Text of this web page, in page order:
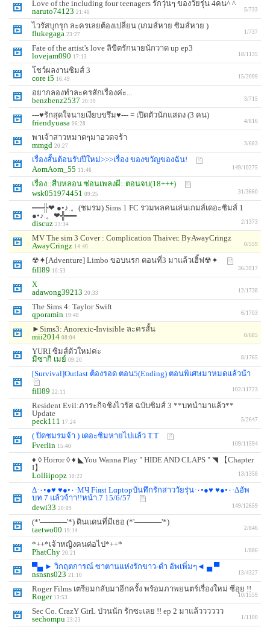
Love of the including four teenagers รักวุ่นๆ ของวัยรุ่น 4คน^ ^
naruto74123 21:40 5/733
ไวรัสบุกรุก ละครเลยต้องเปลี่ยน (เกมส์หาย ซิมส์หาย )
flukegaga 23:27 1/737
Fate of the artist's love ลิขิตรักนายนักวาด up ep3
lovejam090 17:13 18/1135
โชว์ผลงานซิมส์ 3
core i5 16:49 15/2099
อยากลองทำละครสักเรื่องค่ะ...
benzbenz2537 20:39 3/715
---♥รักสุดใจนายเงียบขรึม♥--- = เปิดตัวนักแสดง (3 คน)
friendyuasa 06:28 4/816
พาเจ้าสาวหมาดๆมาอวดจร้า
mmgd 20:27 3/683
เรื่องสั้นต้อนรับปีใหม่>>>เรื่อง ของขวัญของฉัน!
AomAom_55 11:46 149/10275
เรื่อง::สืบหลอน ซ่อนเพลงผี::ตอนจบ(18+++)
wsk051974451 09:25 31/3660
══╬❤ ●•♪.。(ชมรม) Sims 1 FC รวมพลคนเล่นเกมส์เดอะซิมส์ 1
●•♪.。❤╬══
discuz 23:34 2/1373
MV The sim 3 Cover : Complication Thaiver. ByAwayCringz
AwayCringz 14:40 0/559
☢✦[Adventure] Limbo ขอบนรก ตอนที่3 มาแล้วเฮิ้ฟ☢✦
fill89 10:53 36/3917
X
adawong39213 20:33 12/1738
The Sims 4: Taylor Swift
qporamin 19:48 6/1703
►Sims3: Anorexic-Invisible ละครสั้น
mii2014 08:04 0/685
YURI ซิมส์ตัวใหม่ค่ะ
มิซากิ เมย์ 09:20 8/1765
[Survival]Outlast ต้องรอด ตอน5(Ending) ตอนพิเศษมาหมดแล้วน้า
fill89 22:11 102/11723
Resident Evil:ภาระกิจชิงไวรัส ฉบับซิมส์ 3 **บทนำมาแล้ว**
Update
peck111 17:24 5/2647
( ปิดชมรมจ้า ) เดอะซิมหายไปแล้ว T.T
Fverlin 15:40 109/11594
♦ ◊ Horror ◊ ♦ ◣You Wanna Play " HIDE AND CLAPS " ◥ 【Chapter
I】
Lolliipopz 10:22 13/1358
Δ·٠•●♥ ♥●•٠·МЧ Fίяst Lαptopบันทึกรักสาววัยรุ่น·٠•●♥ ♥●•٠·Δอัพ
บท 7 แล้วจ้าา!!หน้า.7 15/6/57
dewi33 20:09 149/12659
(*'─────'*) ดินแดนที่มีเธอ (*'─────'*)
taetwo00 19:14 2/846
*++*เจ้าหญิงคนต่อไป*++*
PhatChy 20:21 1/886
▀▄ ► วิกฤตการณ์ ซาตานแห่งรักขาว-ดำ อัพเพิ่มๆ◄ ▄ ▀
nsnsns023 21:10 13/4327
Roger Films เตรียมกลับมาอีกครั้ง พร้อมภาพยนตร์เรื่องใหม่ ซีอุย !!
Roger 13:53 10/1559
Sec Co. CrazY GirL ป่วนนัก รักซะเลย !! ep 2 มาแล้วววววว
sechompu 23:23 1/1100